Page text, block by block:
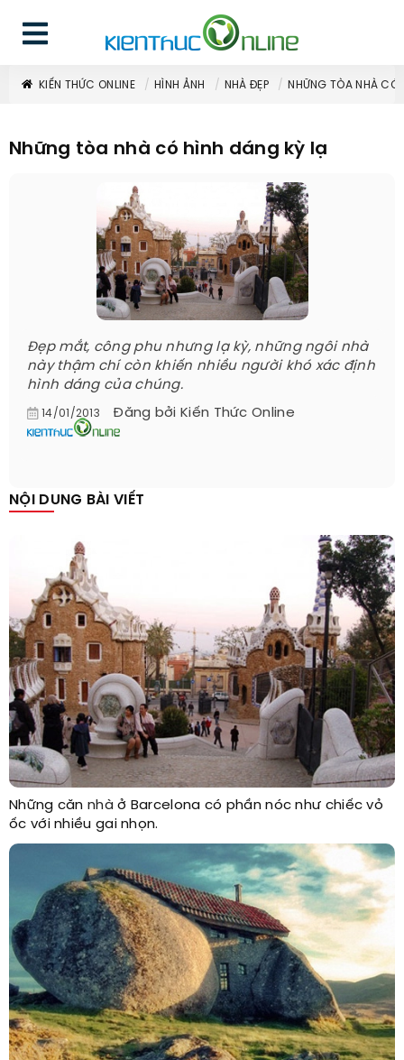
KIẾN THỨC ONLINE HÌNH ẢNH NHÀ ĐẸP NHỮNG TÒA NHÀ CÓ
Những tòa nhà có hình dáng kỳ lạ
Đẹp mắt, công phu nhưng lạ kỳ, những ngôi nhà
này thậm chí còn khiến nhiều người khó xác định
hình dáng của chúng.
14/01/2013 Đăng bởi Kiến Thức Online
NỘI DUNG BÀI VIẾT
Những cănnhàở Barcelona có phần nóc như chiếc vỏ
ốc với nhiều gai nhọn.